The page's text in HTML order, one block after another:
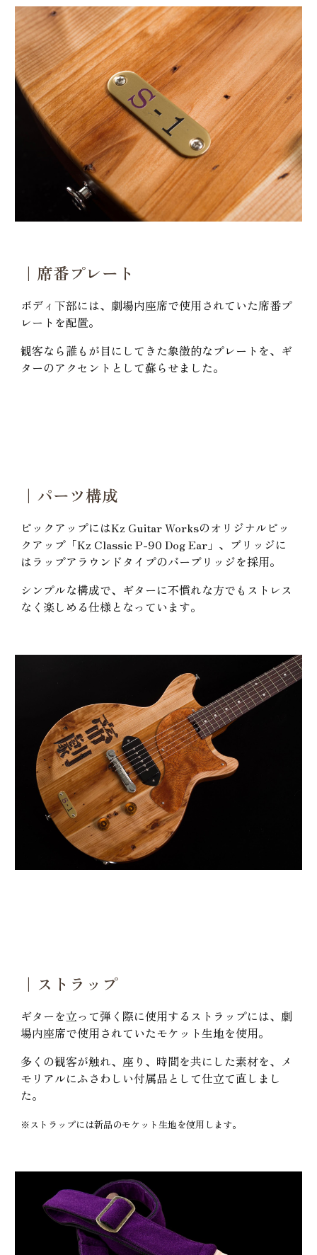
｜席番プレート
ボディ下部には、劇場内座席で使用されていた席番プ
レートを配置。
観客なら誰もが目にしてきた象徴的なプレートを、ギ
ターのアクセントとして蘇らせました。
｜パーツ構成
ピックアップにはKz Guitar Worksのオリジナルピッ
クアップ「Kz Classic P-90 Dog Ear」、ブリッジに
はラップアラウンドタイプのバーブリッジを採用。
シンプルな構成で、ギターに不慣れな方でもストレス
なく楽しめる仕様となっています。
｜ストラップ
ギターを立って弾く際に使用するストラップには、劇
場内座席で使用されていたモケット生地を使用。
多くの観客が触れ、座り、時間を共にした素材を、メ
モリアルにふさわしい付属品として仕立て直しまし
た。
※ストラップには新品のモケット生地を使用します。